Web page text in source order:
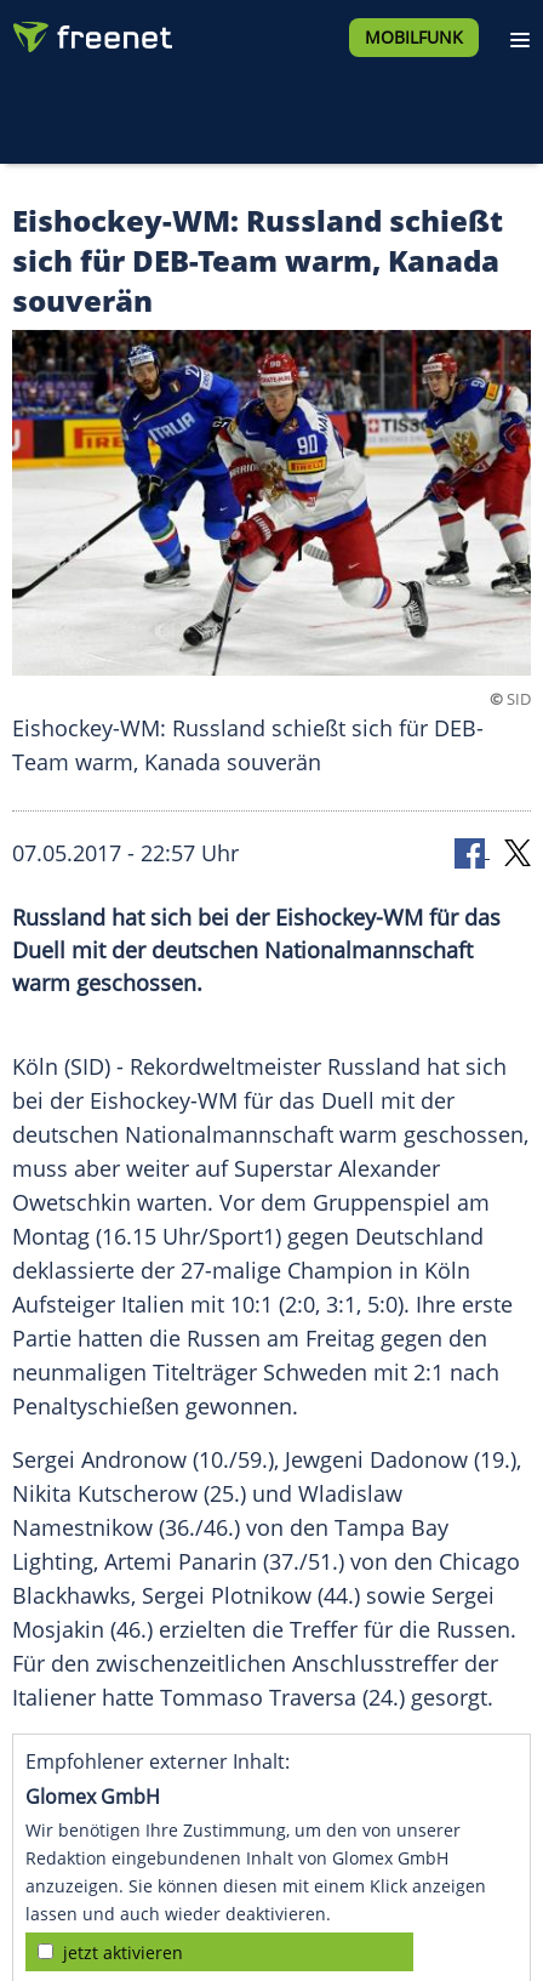
MOBILFUNK
Eishockey-WM: Russland schießt
sich für DEB-Team warm, Kanada
souverän
©SID
Eishockey-WM: Russland schießt sich für DEB-
Team warm, Kanada souverän
07.05.2017 - 22:57 Uhr
Russland hat sich bei der Eishockey-WM für das
Duell mit der deutschen Nationalmannschaft
warm geschossen.
Köln (SID) - Rekordweltmeister Russland hat sich
bei der Eishockey-WM für das Duell mit der
deutschen Nationalmannschaft warm geschossen,
muss aber weiter auf Superstar Alexander
Owetschkin warten. Vor dem Gruppenspiel am
Montag (16.15 Uhr/Sport1) gegen Deutschland
deklassierte der 27-malige Champion in Köln
Aufsteiger Italien mit 10:1 (2:0, 3:1, 5:0). Ihre erste
Partie hatten die Russen am Freitag gegen den
neunmaligen Titelträger Schweden mit 2:1 nach
Penaltyschießen gewonnen.
Sergei Andronow (10./59.), Jewgeni Dadonow (19.),
Nikita Kutscherow (25.) und Wladislaw
Namestnikow (36./46.) von den Tampa Bay
Lighting, Artemi Panarin (37./51.) von den Chicago
Blackhawks, Sergei Plotnikow (44.) sowie Sergei
Mosjakin (46.) erzielten die Treffer für die Russen.
Für den zwischenzeitlichen Anschlusstreffer der
Italiener hatte Tommaso Traversa (24.) gesorgt.
Empfohlener externer Inhalt:
Glomex GmbH
Wir benötigen Ihre Zustimmung, um den von unserer
Redaktion eingebundenen Inhalt von Glomex GmbH
anzuzeigen. Sie können diesen mit einem Klick anzeigen
lassen und auch wieder deaktivieren.
jetzt aktivieren